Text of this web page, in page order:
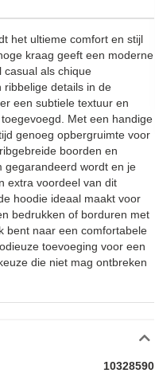
het ultieme comfort en stijl
kraag geeft een moderne
casual als chique
ribbelige details in de
een subtiele textuur en
Met een handige
genoeg opbergruimte voor
boorden en
gegarandeerd wordt en je
extra voordeel van dit
hoodie ideaal maakt voor
bedrukken of borduren met
bent naar een comfortabele
toevoeging voor een
die niet mag ontbreken
10328590